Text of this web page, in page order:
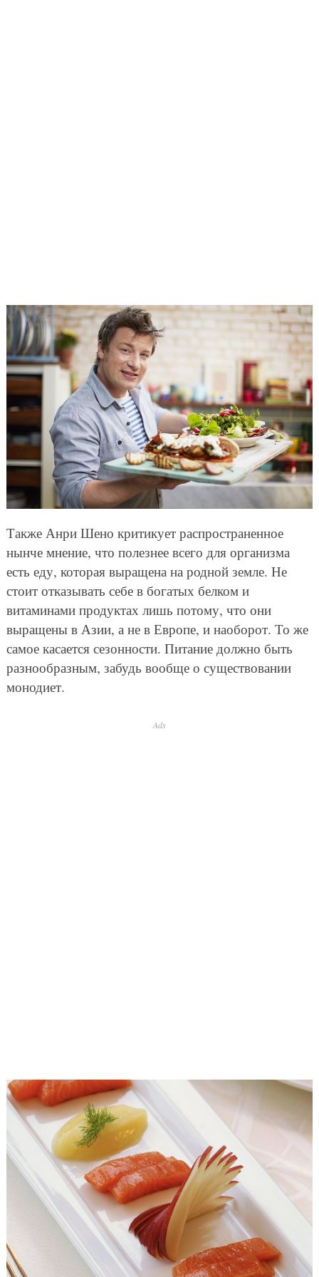
Также Анри Шено критикует распространенное
нынче мнение, что полезнее всего для организма
есть еду, которая выращена на родной земле. Не
стоит отказывать себе в богатых белком и
витаминами продуктах лишь потому, что они
выращены в Азии, а не в Европе, и наоборот. То же
самое касается сезонности. Питание должно быть
разнообразным, забудь вообще о существовании
монодиет.
Ads